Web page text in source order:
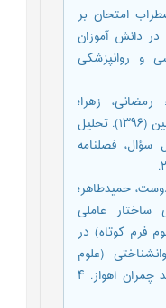
اضطراب امتحان بر
دانش آموزان
و روانپزشکی
زهرا؛
عباسپور، افروز؛ و ضرغامی، محمدحسین (۱۳۹۶). تحلیل
فصلنامه
حمیدطاهر؛
بررسی ساختار عاملی
فرم کوتاه) در
(علوم
تربیتی و روانشناسی) دانشگاه شهید چمران اهواز. ۴